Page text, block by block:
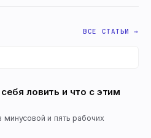
ВСЕ СТАТЬИ →
ловить и что с этим
минусовой и пять рабочих